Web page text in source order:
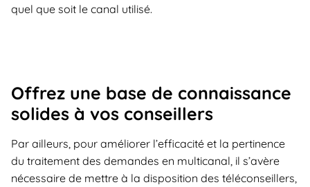
quel que soit le canal utilisé.
Offrez une base de connaissance
solides à vos conseillers
Par ailleurs, pour améliorer l’efficacité et la pertinence
du traitement des demandes en multicanal, il s’avère
nécessaire de mettre à la disposition des téléconseillers,